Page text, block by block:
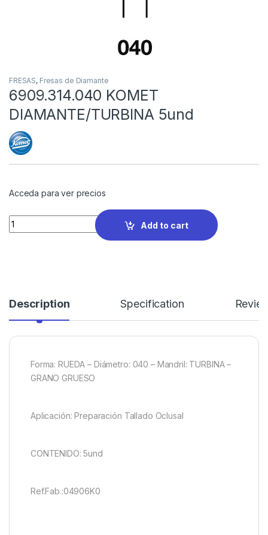
FRESAS, Fresas de Diamante
6909.314.040 KOMET
DIAMANTE/TURBINA 5und
Acceda para ver precios
Quantity
Add to cart
Description Specification
Forma: RUEDA – Diámetro: 040 – Mandril: TURBINA –
GRANO GRUESO
Aplicación: Preparación Tallado Oclusal
CONTENIDO: 5und
Ref.Fab.:04906K0